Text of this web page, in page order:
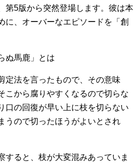
第5版から突然登場します。彼は本
に、オーバーなエピソードを「創
ぬ馬鹿」とは
定法を言ったもので、その意味
こから腐りやすくなるので切らな
口の回復が早い上に枝を切らない
うので切ったほうがよいとされ
すると、枝が大変混みあっていま